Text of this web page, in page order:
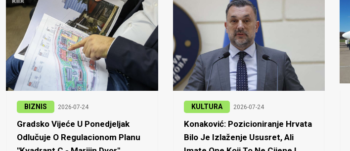
BIZNIS 2026-07-24
Gradsko Vijeće U Ponedjeljak
Odlučuje O Regulacionom Planu
KULTURA 2026-07-24
Konaković: Pozicioniranje Hrvata
Bilo Je Izlaženje Ususret, Ali